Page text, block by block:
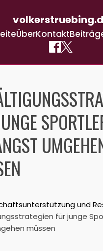
ÜberKontakt
und
für junge
müssen